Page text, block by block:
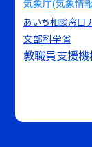
気象庁(気象情
あいち相談窓口
文部科学省
教職員支援